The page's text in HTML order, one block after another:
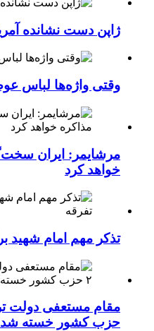
ژاپن دست نشانده
وقتی واژه‌ها لباس
مرشایمر: ایران
خواهد کرد
تذکر مهم امام شهید
حزب کشور خسته